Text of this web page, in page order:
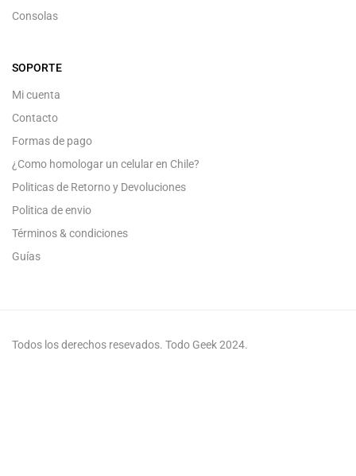
Consolas
SOPORTE
Mi cuenta
Contacto
Formas de pago
¿Como homologar un celular en Chile?
Politicas de Retorno y Devoluciones
Politica de envio
Términos & condiciones
Guías
Todos los derechos resevados. Todo Geek 2024.